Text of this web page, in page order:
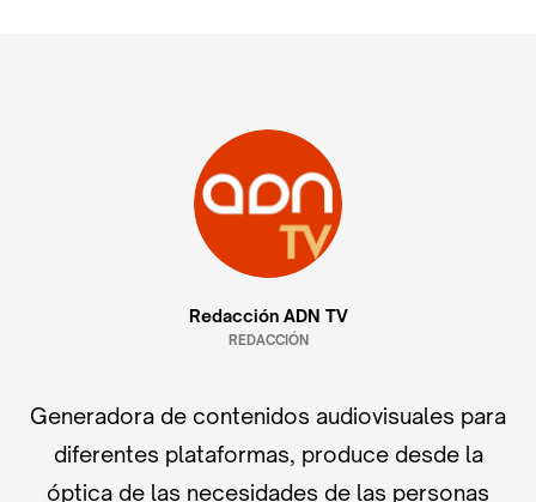
Redacción ADN TV
REDACCIÓN
Generadora de contenidos audiovisuales para
diferentes plataformas, produce desde la
óptica de las necesidades de las personas